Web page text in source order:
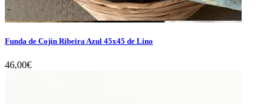
Funda de Cojín Ribeira Azul 45x45 de Lino
46,00€